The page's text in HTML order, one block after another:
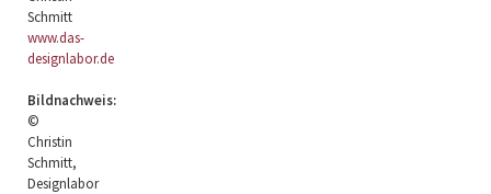
Schmitt
www.das-
designlabor.de
Bildnachweis:
©
Christin
Schmitt,
Designlabor